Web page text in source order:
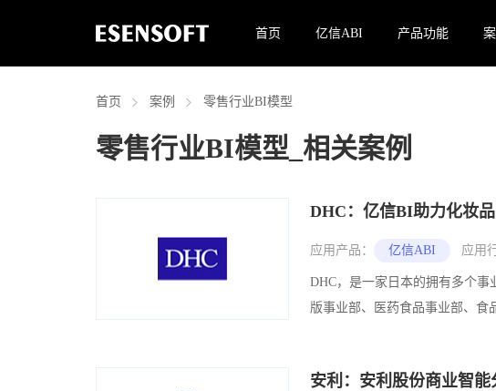
首页 亿信ABI 产品功能
首页 案例 零售行业BI模型
零售行业BI模型_相关案例
DHC：亿信BI助力化妆
应用产品： 亿信ABI 应用
DHC，是一家日本的拥有多个
版事业部、医药食品事业部、食
安利：安利股份商业智能